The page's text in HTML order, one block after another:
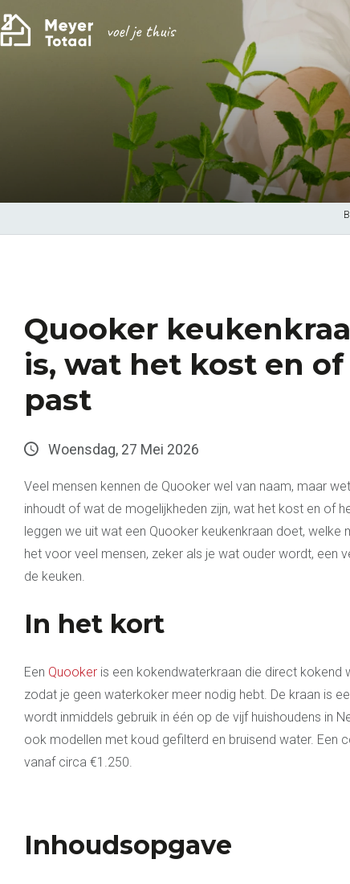
Quooker
is, wat het kost en
past
Woensdag, 27 Mei 2026
Veel mensen kennen de Quooker wel van naam, maar
inhoudt of wat de mogelijkheden zijn, wat het kost en of
leggen we uit wat een Quooker keukenkraan doet, welke
het voor veel mensen, zeker als je wat ouder wordt, een
de keuken.
In het kort
Een Quooker is een kokendwaterkraan die direct kokend
zodat je geen waterkoker meer nodig hebt. De kraan is
wordt inmiddels gebruik in één op de vijf huishoudens in
ook modellen met koud gefilterd en bruisend water. Een
vanaf circa €1.250.
Inhoudsopgave